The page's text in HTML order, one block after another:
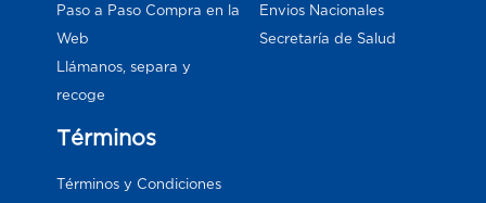
Paso a Paso Compra en la
Web
Llámanos, separa y
recoge
Envios Nacionales
Secretaría de Salud
Términos
Términos y Condiciones